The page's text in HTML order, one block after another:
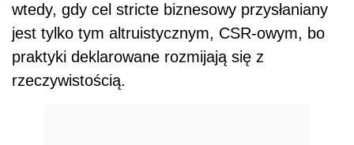
wtedy, gdy cel stricte biznesowy przysłaniany
jest tylko tym altruistycznym, CSR-owym, bo
praktyki deklarowane rozmijają się z
rzeczywistością.